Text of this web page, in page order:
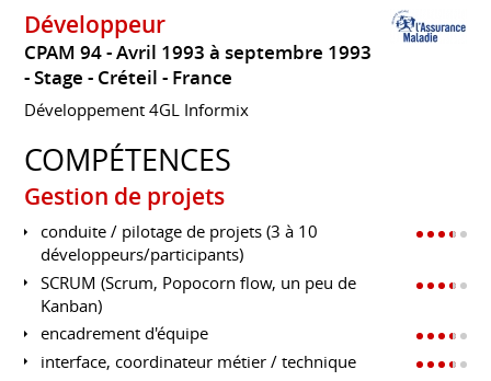
Développeur
CPAM 94
Avril 1993 à septembre 1993
Stage
Créteil France
Développement 4GL Informix
COMPÉTENCES
Gestion de projets
conduite / pilotage de projets (3 à 10
développeurs/participants)
SCRUM (Scrum, Popocorn flow, un peu de
Kanban)
encadrement d'équipe
interface, coordinateur métier / technique